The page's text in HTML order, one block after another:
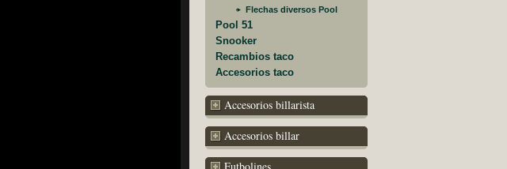
Flechas diversos Pool
Pool 51
Snooker
Recambios taco
Accesorios taco
Accesorios billarista
Accesorios billar